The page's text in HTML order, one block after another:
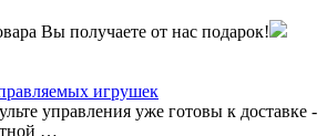
Вы получаете от нас подарок!
игрушек
управления уже готовы к доставке -
…